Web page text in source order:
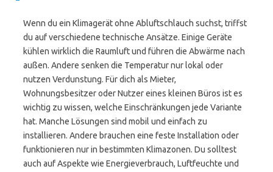
Wenn du ein Klimagerät ohne Abluftschlauch suchst, triffst
du auf verschiedene technische Ansätze. Einige Geräte
kühlen wirklich die Raumluft und führen die Abwärme nach
außen. Andere senken die Temperatur nur lokal oder
nutzen Verdunstung. Für dich als Mieter,
Wohnungsbesitzer oder Nutzer eines kleinen Büros ist es
wichtig zu wissen, welche Einschränkungen jede Variante
hat. Manche Lösungen sind mobil und einfach zu
installieren. Andere brauchen eine feste Installation oder
funktionieren nur in bestimmten Klimazonen. Du solltest
auch auf Aspekte wie Energieverbrauch, Luftfeuchte und